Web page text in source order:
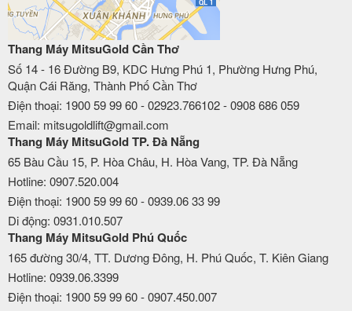
Thang Máy MitsuGold Cần Thơ
Số 14 - 16 Đường B9, KDC Hưng Phú 1, Phường Hưng Phú,
Quận Cái Răng, Thành Phố Cần Thơ
Điện thoại: 1900 59 99 60 - 02923.766102 - 0908 686 059
Email: mitsugoldlift@gmail.com
Thang Máy MitsuGold TP. Đà Nẵng
65 Bàu Cầu 15, P. Hòa Châu, H. Hòa Vang, TP. Đà Nẵng
Hotline: 0907.520.004
Điện thoại: 1900 59 99 60 - 0939.06 33 99
Di động: 0931.010.507
Thang Máy MitsuGold Phú Quốc
165 đường 30/4, TT. Dương Đông, H. Phú Quốc, T. Kiên Giang
Hotline: 0939.06.3399
Điện thoại: 1900 59 99 60 - 0907.450.007